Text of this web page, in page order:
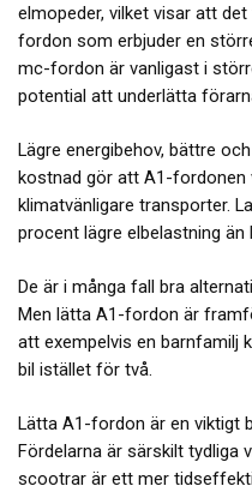
elmopeder, vilket visar att
fordon som erbjuder en
mc-fordon är vanligast i
potential att underlätta
Lägre energibehov, bättre
kostnad gör att A1-fordonen
klimatvänligare transporter.
procent lägre elbelastning än
De är i många fall bra
Men lätta A1-fordon är
att exempelvis en barnfamilj
bil istället för två.
Lätta A1-fordon är en viktigt
Fördelarna är särskilt tydliga
scootrar är ett mer